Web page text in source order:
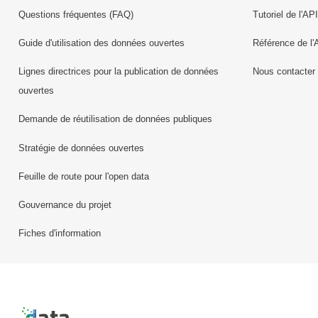
Questions fréquentes (FAQ)
Guide d'utilisation des données ouvertes
Lignes directrices pour la publication de données
ouvertes
Demande de réutilisation de données publiques
Stratégie de données ouvertes
Feuille de route pour l'open data
Gouvernance du projet
Fiches d'information
Tutoriel de l'API
Référence de
Nous contacter